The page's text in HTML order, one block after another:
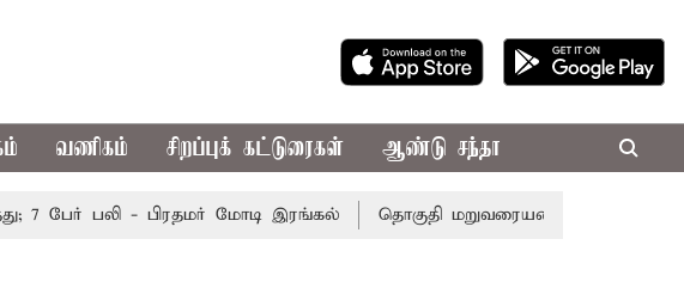
வணிகம் சிறப்புக் கட்டுரைகள் ஆண்டு சந்தா
பேர் பலி - பிரதமர் மோடி இரங்கல் தொகுதி மறுவரையறை நடந்தால்